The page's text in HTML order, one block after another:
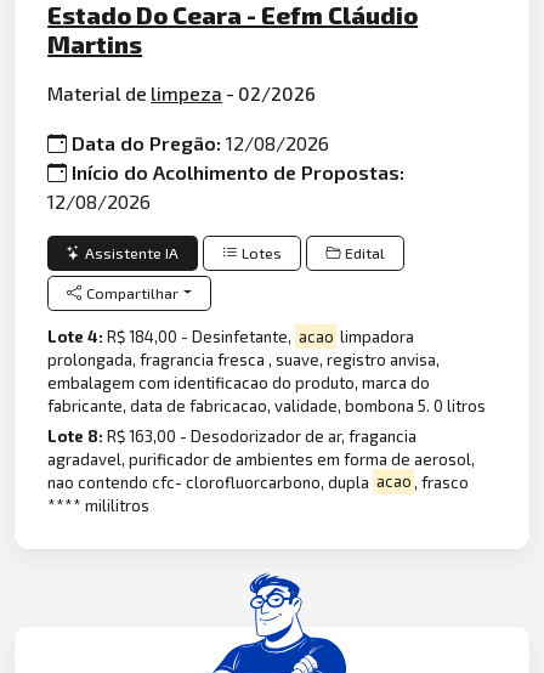
Estado Do Ceara - Eefm Cláudio
Martins
Material de limpeza - 02/2026
Data do Pregão:12/08/2026
Início do Acolhimento de Propostas:
12/08/2026
Assistente IA Lotes Edital
Compartilhar
Lote 4:R$ 184,00 - Desinfetante, acao limpadora
prolongada, fragrancia fresca , suave, registro anvisa,
embalagem com identificacao do produto, marca do
fabricante, data de fabricacao, validade, bombona 5. 0 litros
Lote 8:R$ 163,00 - Desodorizador de ar, fragancia
agradavel, purificador de ambientes em forma de aerosol,
nao contendo cfc- clorofluorcarbono, dupla acao, frasco
**** mililitros